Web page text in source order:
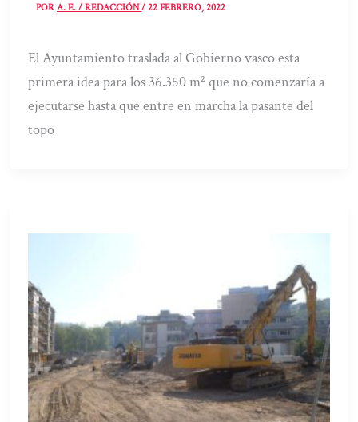
PORA. E. / REDACCIÓN/22 FEBRERO, 2022
El Ayuntamiento traslada al Gobierno vasco esta
primera idea para los 36.350 m² que no comenzaría a
ejecutarse hasta que entre en marcha la pasante del
topo